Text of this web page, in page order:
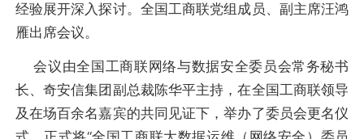
经验展开深入探讨。全国工商联党组成员、副主席汪鸿
雁出席会议。
会议由全国工商联网络与数据安全委员会常务秘书
长、奇安信集团副总裁陈华平主持，在全国工商联领导
及在场百余名嘉宾的共同见证下，举办了委员会更名仪